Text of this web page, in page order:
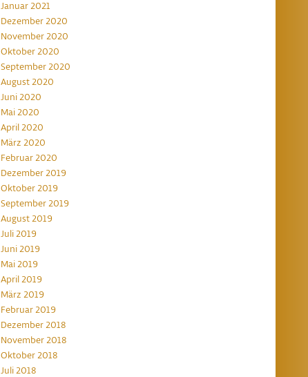
Januar 2021
Dezember 2020
November 2020
Oktober 2020
September 2020
August 2020
Juni 2020
Mai 2020
April 2020
März 2020
Februar 2020
Dezember 2019
Oktober 2019
September 2019
August 2019
Juli 2019
Juni 2019
Mai 2019
April 2019
März 2019
Februar 2019
Dezember 2018
November 2018
Oktober 2018
Juli 2018